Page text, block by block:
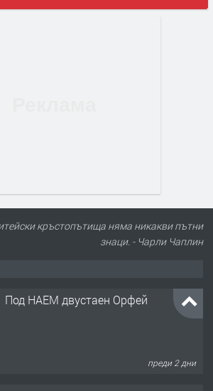
кръстопътища няма никакви пътни
знаци. - Чарли Чаплин
Под НАЕМ двустаен Орфей
преди 2 дни